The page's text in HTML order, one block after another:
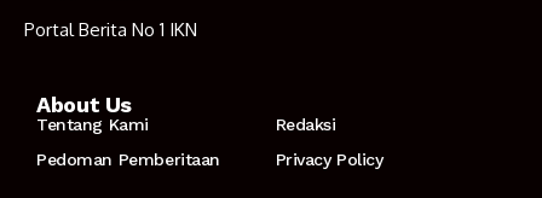
Portal Berita No 1 IKN
About Us
Tentang Kami
Redaksi
Pedoman Pemberitaan
Privacy Policy